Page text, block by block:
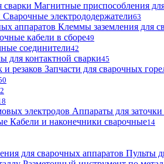
Магнитные приспособления
Сварочные электрододержатели63
Клеммы заземления для
кабели в сборе49
соединители42
для контактной сварки45
Запчасти для сварочных
Аппараты для
Кабели и наконечники сварочные14
Пульты